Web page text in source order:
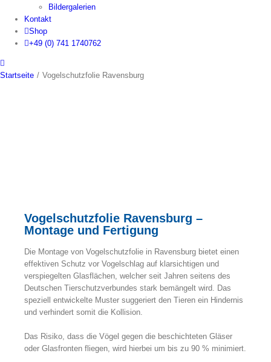
Bildergalerien
Kontakt
Shop
+49 (0) 741 1740762
Startseite / Vogelschutzfolie Ravensburg
Vogelschutzfolie Ravensburg –
Montage und Fertigung
Die Montage von Vogelschutzfolie in Ravensburg bietet einen
effektiven Schutz vor Vogelschlag auf klarsichtigen und
verspiegelten Glasflächen, welcher seit Jahren seitens des
Deutschen Tierschutzverbundes stark bemängelt wird. Das
speziell entwickelte Muster suggeriert den Tieren ein Hindernis
und verhindert somit die Kollision.
Das Risiko, dass die Vögel gegen die beschichteten Gläser
oder Glasfronten fliegen, wird hierbei um bis zu 90 % minimiert.